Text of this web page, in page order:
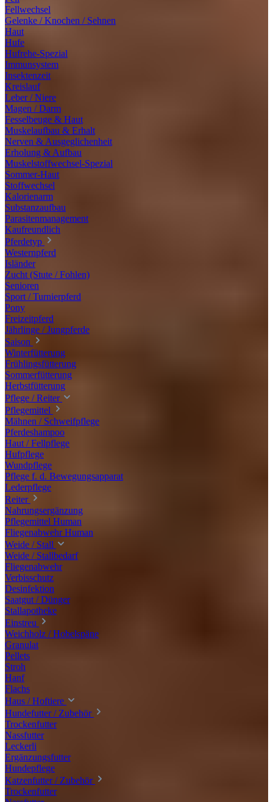
Fellwechsel
Gelenke / Knochen / Sehnen
Haut
Hufe
Hufrehe-Spezial
Immunsystem
Insektenzeit
Kreislauf
Leber / Niere
Magen / Darm
Fesselbeuge & Haut
Muskelaufbau & Erhalt
Nerven & Ausgeglichenheit
Erholung & Aufbau
Muskelstoffwechsel-Spezial
Sommer-Haut
Stoffwechsel
Kalorienarm
Substanzaufbau
Parasitenmanagement
Kaufreundlich
Pferdetyp
Westernpferd
Isländer
Zucht (Stute / Fohlen)
Senioren
Sport / Turnierpferd
Pony
Freizeitpferd
Jährlinge / Jungpferde
Saison
Winterfütterung
Frühlingsfütterung
Sommerfütterung
Herbstfütterung
Pflege / Reiter
Pflegemittel
Mähnen / Schweifpflege
Pferdeshampoo
Haut / Fellpflege
Hufpflege
Wundpflege
Pflege f. d. Bewegungsapparat
Lederpflege
Reiter
Nahrungsergänzung
Pflegemittel Human
Fliegenabwehr Human
Weide / Stall
Weide / Stallbedarf
Fliegenabwehr
Verbisschutz
Desinfektion
Saatgut / Dünger
Stallapotheke
Einstreu
Weichholz / Hobelspäne
Granulat
Pellets
Stroh
Hanf
Flachs
Haus / Hoftiere
Hundefutter / Zubehör
Trockenfutter
Nassfutter
Leckerli
Ergänzungsfutter
Hundepflege
Katzenfutter / Zubehör
Trockenfutter